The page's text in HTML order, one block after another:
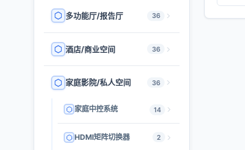
多功能厅/报告厅 36
酒店/商业空间 36
家庭影院/私人空间 36
家庭中控系统 14
HDMI矩阵切换器 2